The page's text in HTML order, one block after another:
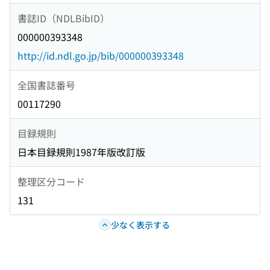
書誌ID（NDLBibID）
000000393348
http://id.ndl.go.jp/bib/000000393348
全国書誌番号
00117290
目録規則
日本目録規則1987年版改訂版
整理区分コード
131
少なく表示する